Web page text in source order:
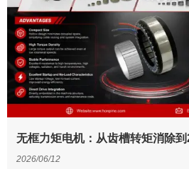
无框力矩电机：从齿槽转矩消除
2026/06/12